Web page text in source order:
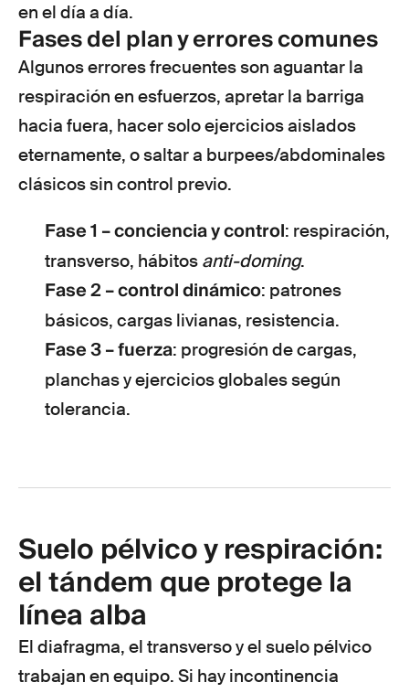
en el día a día.
Fases del plan y errores comunes
Algunos errores frecuentes son aguantar la
respiración en esfuerzos, apretar la barriga
hacia fuera, hacer solo ejercicios aislados
eternamente, o saltar a burpees/abdominales
clásicos sin control previo.
Fase 1 –conciencia y control: respiración,
transverso, hábitos anti-doming.
Fase 2 –control dinámico: patrones
básicos, cargas livianas, resistencia.
Fase 3 –fuerza: progresión de cargas,
planchas y ejercicios globales según
tolerancia.
Suelo pélvico y respiración:
el tándem que protege la
línea alba
El diafragma, el transverso y el suelo pélvico
trabajan en equipo. Si hay incontinencia